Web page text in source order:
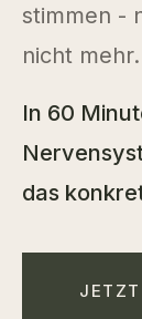
stimmen -
nicht mehr.
In 60
das